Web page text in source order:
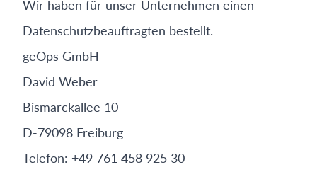
Wir haben für unser Unternehmen einen
Datenschutzbeauftragten bestellt.
geOps GmbH
David Weber
Bismarckallee 10
D-79098 Freiburg
Telefon: +49 761 458 925 30